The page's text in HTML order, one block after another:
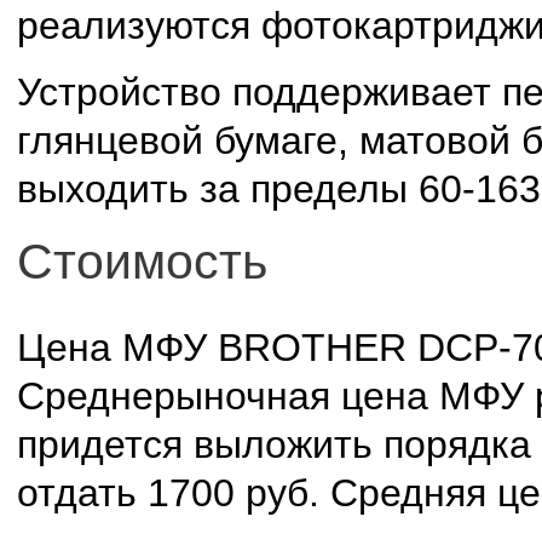
реализуются
Устройство поддерживает
глянцевой бумаге, матовой
выходить за пределы 60-
Стоимость
Цена МФУ BROTHER DCP-
Среднерыночная цена МФУ
придется выложить
отдать 1700 руб. Средняя